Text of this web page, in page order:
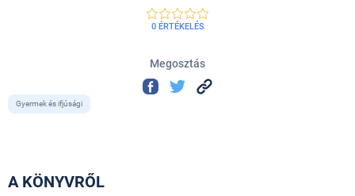
0 ÉRTÉKELÉS
Megosztás
Gyermek és ifjúsági
A KÖNYVRŐL